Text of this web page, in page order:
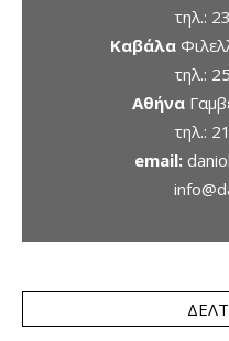
τηλ.:
Καβάλα
τηλ.:
Αθήνα
τηλ.:
email: